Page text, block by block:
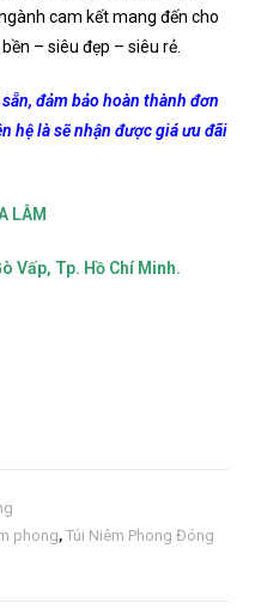
cam kết mang đến cho
– siêu đẹp – siêu rẻ.
đảm bảo hoàn thành đơn
hệ là sẽ nhận được giá ưu đãi
LÂM
Vấp, Tp. Hồ Chí Minh.
phong,Túi Niêm Phong Đóng